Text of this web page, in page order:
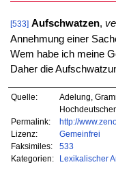
[533] Aufschwatzen,
Annehmung einer
Wem habe ich meine
Daher die
Quelle:
Adelung,
Permalink:
http://
Lizenz:
Gemeinfrei
Faksimiles:
533
Kategorien:
Lexikalischer